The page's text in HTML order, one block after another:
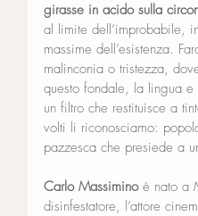
girasse in acido sulla
al limite dell’improbabile,
massime dell’esistenza.
malinconia o tristezza,
questo fondale, la lingua e
un filtro che restituisce a
volti li riconosciamo:
pazzesca che presiede a
Carlo Massimino è nato a
disinfestatore, l’attore